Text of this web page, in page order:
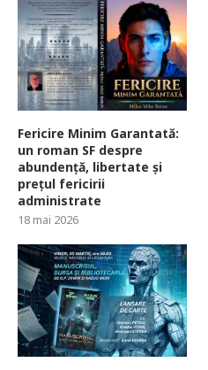
Fericire Minim Garantată:
un roman SF despre
abundență, libertate și
prețul fericirii
administrate
18 mai 2026